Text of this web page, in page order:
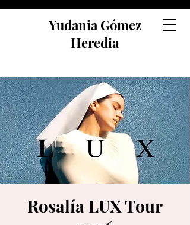
Yudania Gómez
Heredia
Rosalía LUX Tour